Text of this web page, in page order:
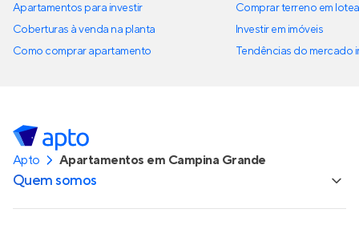
Apartamentos para investir
Coberturas à venda na planta
Como comprar apartamento
Comprar terreno em
Investir em imóveis
Tendências do mercado
Apto Apartamentos em Campina Grande
Quem somos